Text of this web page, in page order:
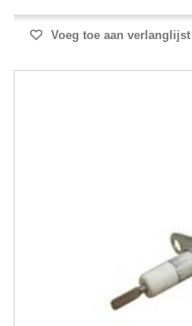
Voeg toe aan verlanglijst